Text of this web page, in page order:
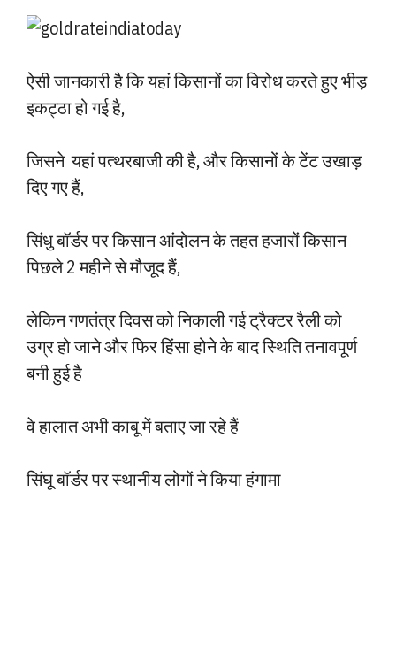
ऐसी जानकारी है कि यहां किसानों का विरोध करते हुए भीड़
इकट्ठा हो गई है,
जिसने यहां पत्थरबाजी की है, और किसानों के टेंट उखाड़
दिए गए हैं,
सिंधु बॉर्डर पर किसान आंदोलन के तहत हजारों किसान
पिछले 2 महीने से मौजूद हैं,
लेकिन गणतंत्र दिवस को निकाली गई ट्रैक्टर रैली को
उग्र हो जाने और फिर हिंसा होने के बाद स्थिति तनावपूर्ण
बनी हुई है
वे हालात अभी काबू में बताए जा रहे हैं
सिंघू बॉर्डर पर स्थानीय लोगों ने किया हंगामा